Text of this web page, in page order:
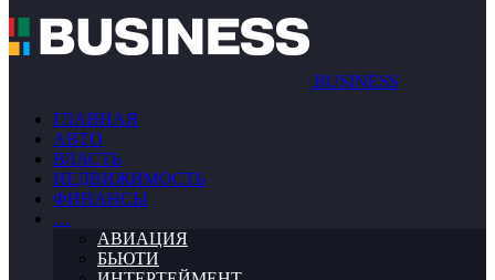
BUSINESS
ГЛАВНАЯ
АВТО
ВЛАСТЬ
НЕДВИЖИМОСТЬ
ФИНАНСЫ
…
АВИАЦИЯ
БЬЮТИ